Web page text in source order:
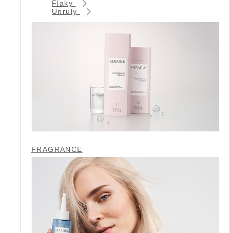
Flaky
Unruly
FRAGRANCE